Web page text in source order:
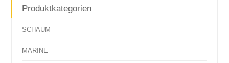
Produktkategorien
SCHAUM
MARINE